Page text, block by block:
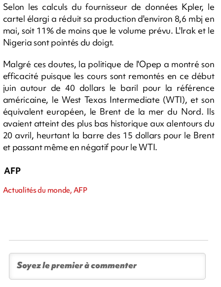
Selon les calculs du fournisseur de données Kpler, le
cartel élargi a réduit sa production d'environ 8,6 mbj en
mai, soit 11% de moins que le volume prévu. L'Irak et le
Nigeria sont pointés du doigt.
Malgré ces doutes, la politique de l'Opep a montré son
efficacité puisque les cours sont remontés en ce début
juin autour de 40 dollars le baril pour la référence
américaine, le West Texas Intermediate (WTI), et son
équivalent européen, le Brent de la mer du Nord. Ils
avaient atteint des plus bas historique aux alentours du
20 avril, heurtant la barre des 15 dollars pour le Brent
et passant même en négatif pour le WTI.
AFP
Actualités du monde, AFP